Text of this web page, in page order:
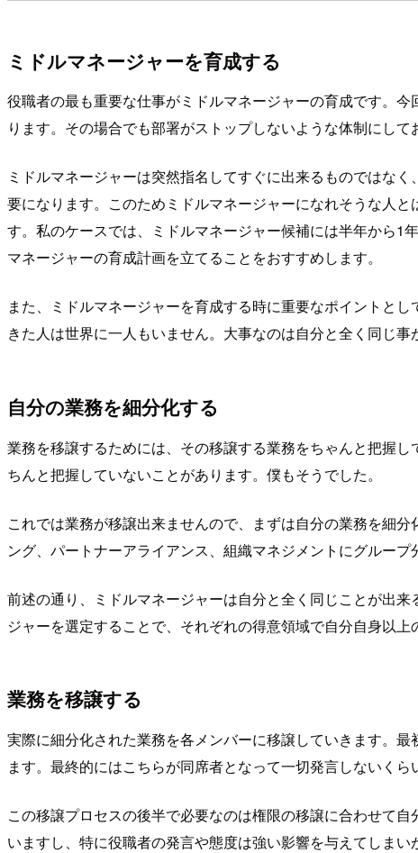
ミドルマネージャーを育成する
役職者の最も重要な仕事がミドルマネージャーの育成です。
ります。その場合でも部署がストップしないような体制にし
ミドルマネージャーは突然指名してすぐに出来るものではな
要になります。このためミドルマネージャーになれそうな人
す。私のケースでは、ミドルマネージャー候補には半年から1
マネージャーの育成計画を立てることをおすすめします。
また、ミドルマネージャーを育成する時に重要なポイントと
きた人は世界に一人もいません。大事なのは自分と全く同じ
自分の業務を細分化する
業務を移譲するためには、その移譲する業務をちゃんと把握
ちんと把握していないことがあります。僕もそうでした。
これでは業務が移譲出来ませんので、まずは自分の業務を細
ング、パートナーアライアンス、組織マネジメントにグループ
前述の通り、ミドルマネージャーは自分と全く同じことが出
ジャーを選定することで、それぞれの得意領域で自分自身以
業務を移譲する
実際に細分化された業務を各メンバーに移譲していきます。
ます。最終的にはこちらが同席者となって一切発言しないく
この移譲プロセスの後半で必要なのは権限の移譲に合わせて
いますし、特に役職者の発言や態度は強い影響を与えてしま